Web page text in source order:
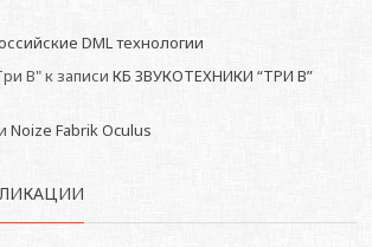
DML технологии
В"к записи КБ ЗВУКОТЕХНИКИ “ТРИ В”
Noize Fabrik Oculus